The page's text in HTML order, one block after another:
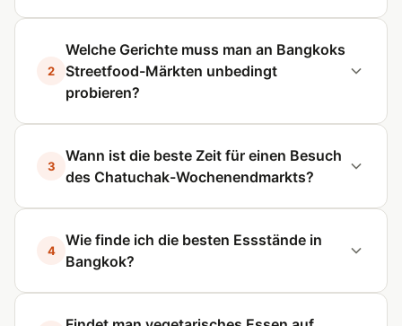
2
Welche Gerichte muss man an Bangkoks
Streetfood-Märkten unbedingt
probieren?
3
Wann ist die beste Zeit für einen Besuch
des Chatuchak-Wochenendmarkts?
4
Wie finde ich die besten Essstände in
Bangkok?